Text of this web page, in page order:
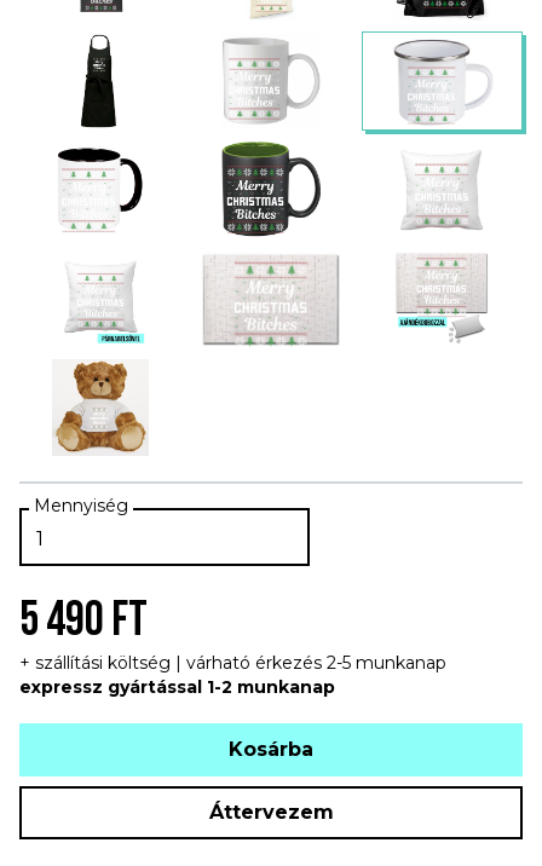
5 490 FT
+ szállítási költség | várható érkezés 2-5 munkanap
expressz gyártással 1-2 munkanap
Kosárba
Áttervezem